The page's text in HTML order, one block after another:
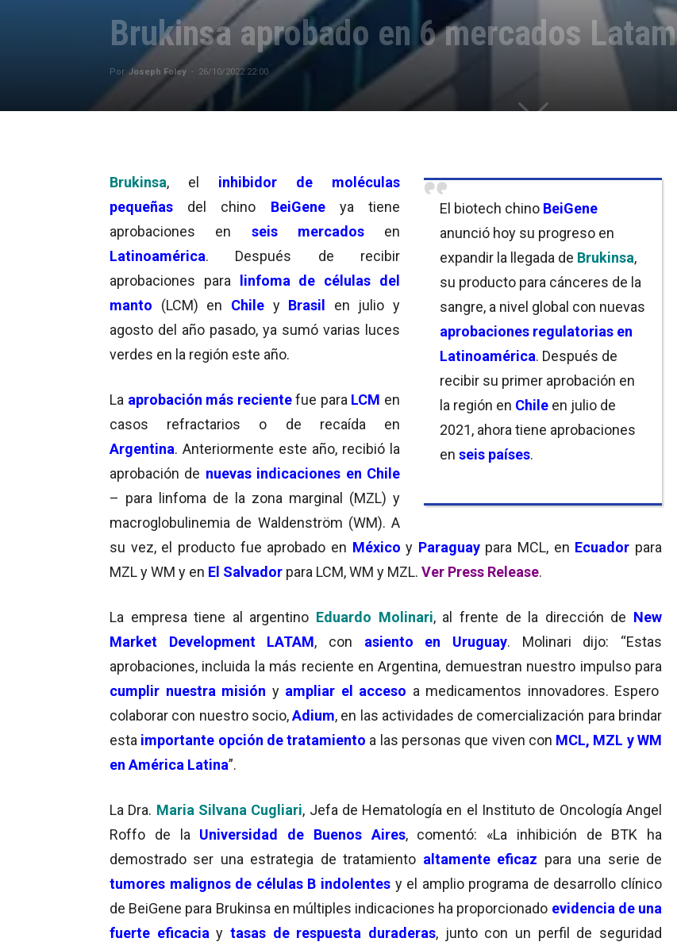
Brukinsa aprobado en 6 mercados Latam
Por Joseph Foley - 26/10/2022 22:00
El biotech chino BeiGene
anunció hoy su progreso en
expandir la llegada de Brukinsa,
su producto para cánceres de la
sangre, a nivel global con nuevas
aprobaciones regulatorias en
Latinoamérica. Después de
recibir su primer aprobación en
la región en Chile en julio de
2021, ahora tiene aprobaciones
en seis países.
Brukinsa, el inhibidor de moléculas
pequeñas del chino BeiGene
ya tiene
aprobaciones en seis mercadosen
Latinoamérica. Después de recibir
aprobaciones para linfoma de células del
manto (LCM) en Chile y Brasil
en julio y
agosto del año pasado, ya sumó varias luces
verdes en la región este año.
La aprobación más recientefue para LCM en
casos refractarios o de recaída en
Argentina. Anteriormente este año, recibió la
aprobación de nuevas indicaciones en Chile
– para linfoma de la zona marginal (MZL) y
macroglobulinemia de Waldenström (WM). A
su vez, el producto fue aprobado en México y Paraguay para MCL, en Ecuador para
MZL y WM y en El Salvador para LCM, WM y MZL. Ver Press Release.
La empresa tiene al argentino Eduardo Molinari, al frente de la dirección de New
Market Development LATAM, con asiento en Uruguay. Molinari dijo: “Estas
aprobaciones, incluida la más reciente en Argentina, demuestran nuestro impulso para
cumplir nuestra misión y ampliar el acceso a medicamentos innovadores. Espero
colaborar con nuestro socio,Adium, en las actividades de comercialización para brindar
esta importante opción de tratamiento a las personas que viven con MCL, MZL y WM
en América Latina”.
La Dra. Maria Silvana Cugliari, Jefa de Hematología en el Instituto de Oncología Angel
Roffo de la Universidad de Buenos Aires, comentó: «La inhibición de BTK ha
demostrado ser una estrategia de tratamiento altamente eficaz para una serie de
tumores malignos de células B indolentesy el amplio programa de desarrollo clínico
de BeiGene para Brukinsa en múltiples indicaciones ha proporcionado evidencia de una
fuerte eficacia ytasas de respuesta duraderas, junto con un perfil de seguridad